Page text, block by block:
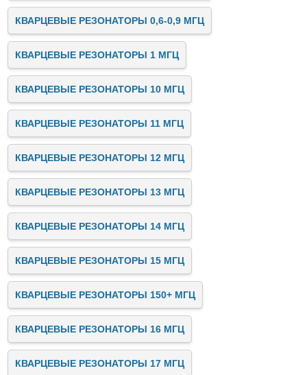
КВАРЦЕВЫЕ РЕЗОНАТОРЫ 0,6-0,9 МГЦ
КВАРЦЕВЫЕ РЕЗОНАТОРЫ 1 МГЦ
КВАРЦЕВЫЕ РЕЗОНАТОРЫ 10 МГЦ
КВАРЦЕВЫЕ РЕЗОНАТОРЫ 11 МГЦ
КВАРЦЕВЫЕ РЕЗОНАТОРЫ 12 МГЦ
КВАРЦЕВЫЕ РЕЗОНАТОРЫ 13 МГЦ
КВАРЦЕВЫЕ РЕЗОНАТОРЫ 14 МГЦ
КВАРЦЕВЫЕ РЕЗОНАТОРЫ 15 МГЦ
КВАРЦЕВЫЕ РЕЗОНАТОРЫ 150+ МГЦ
КВАРЦЕВЫЕ РЕЗОНАТОРЫ 16 МГЦ
КВАРЦЕВЫЕ РЕЗОНАТОРЫ 17 МГЦ